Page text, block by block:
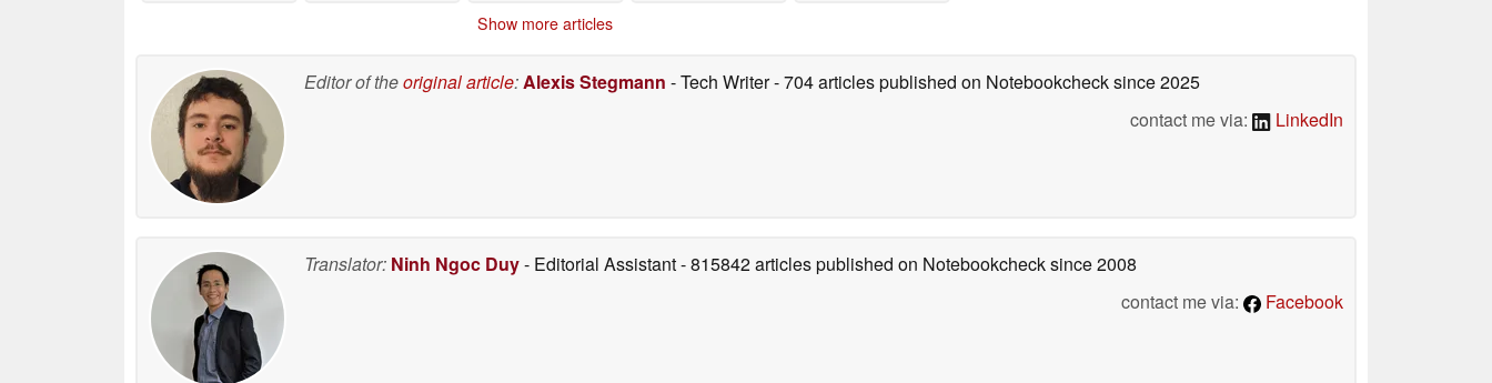
Show more articles
Editor of theoriginal article:Alexis Stegmann - Tech Writer- 704 articles published on Notebookchecksince 2025
contact me via:
LinkedIn
Translator: Ninh Ngoc Duy- Editorial Assistant- 815842 articles published on Notebookchecksince 2008
contact me via:
Facebook